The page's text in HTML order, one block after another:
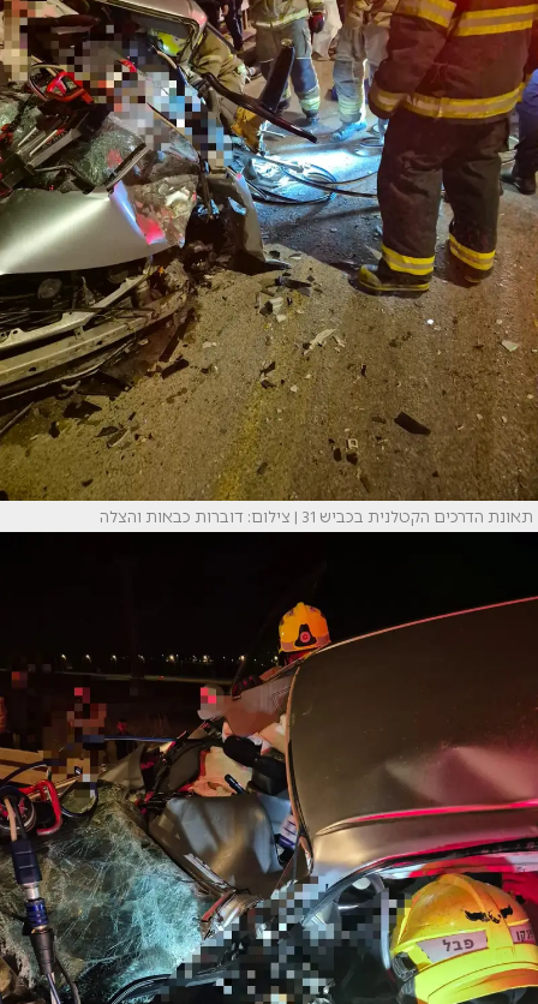
תאונת הדרכים הקטלנית בכביש 31 | צילום: דוברות כבאות והצלה